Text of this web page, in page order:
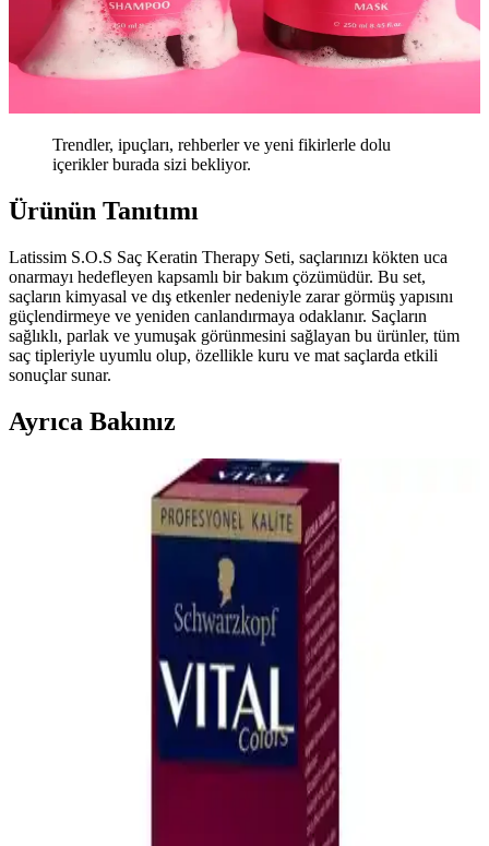
Trendler, ipuçları, rehberler ve yeni fikirlerle dolu
içerikler burada sizi bekliyor.
Ürünün Tanıtımı
Latissim S.O.S Saç Keratin Therapy Seti, saçlarınızı kökten uca
onarmayı hedefleyen kapsamlı bir bakım çözümüdür. Bu set,
saçların kimyasal ve dış etkenler nedeniyle zarar görmüş yapısını
güçlendirmeye ve yeniden canlandırmaya odaklanır. Saçların
sağlıklı, parlak ve yumuşak görünmesini sağlayan bu ürünler, tüm
saç tipleriyle uyumlu olup, özellikle kuru ve mat saçlarda etkili
sonuçlar sunar.
Ayrıca Bakınız
Pantene Uzun ve Güçlü Saçlar İçin Bambu ve
Protein İçerikli Bakım Seti Tanıtımı
Pantene'nin bambu ve protein içeren saç bakım seti, tüm saç tiplerine
uygun olup, saçları güçlendirir, onarır ve parlaklık kazandırır.
Kullanıcılar, derinlemesine bakım ve hoş kokusundan memnun
Bioblas Sıvı Saç Kremi 200 ml Keratin ve Kolajen
İçeriğiyle Saçları Güçlendirir
Bioblas sıvı saç kremi, keratin ve kolajen ile saçları onarır,
güçlendirir ve parlaklık kazandırır. Hafif yapısı ve hoş gül kokusuyla
günlük bakımınıza pratiklik sağlar.
Dermalute Saç Koruma Şampuanı pH 5.5 ile Saç
Sağlığını Güçlendiren Etkili Çözüm